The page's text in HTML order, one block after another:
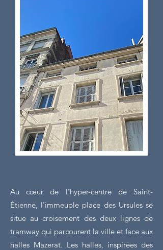
Au cœur de l'hyper-centre de Saint-
Étienne, l'immeuble place des Ursules se
situe au croisement des deux lignes de
tramway qui parcourent la ville et face aux
halles Mazerat. Les halles, inspirées des